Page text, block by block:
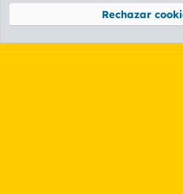
Community platform by XenForo® ©
Rechazar